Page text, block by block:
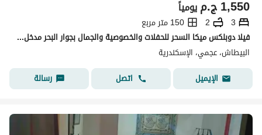
ج.م1,550 يومياً
3
2
150 متر مربع
فيلا دوبلكس ميكا السحر للحفلات والخصوصية والجمال بجوار البحر مدخل خاص للشط ميكا درويش شهر العسل البيطاش العجمي الإسكندرية
البيطاش، عجمي، الإسكندرية
الإيميل
اتصل رسالة